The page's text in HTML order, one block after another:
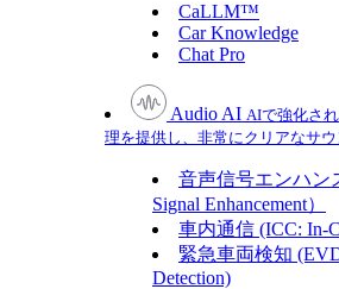
CaLLM™
Car Knowledge
Chat Pro
Audio AI AIで強化さ
理を提供し、非常にクリアなサ
音声信号エンハン
Signal Enhancement）
車内通信 (ICC: In-
緊急車両検知
Detection)